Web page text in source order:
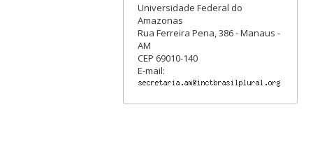
Universidade Federal do
Amazonas
Rua Ferreira Pena, 386 - Manaus -
AM
CEP 69010-140
E-mail: